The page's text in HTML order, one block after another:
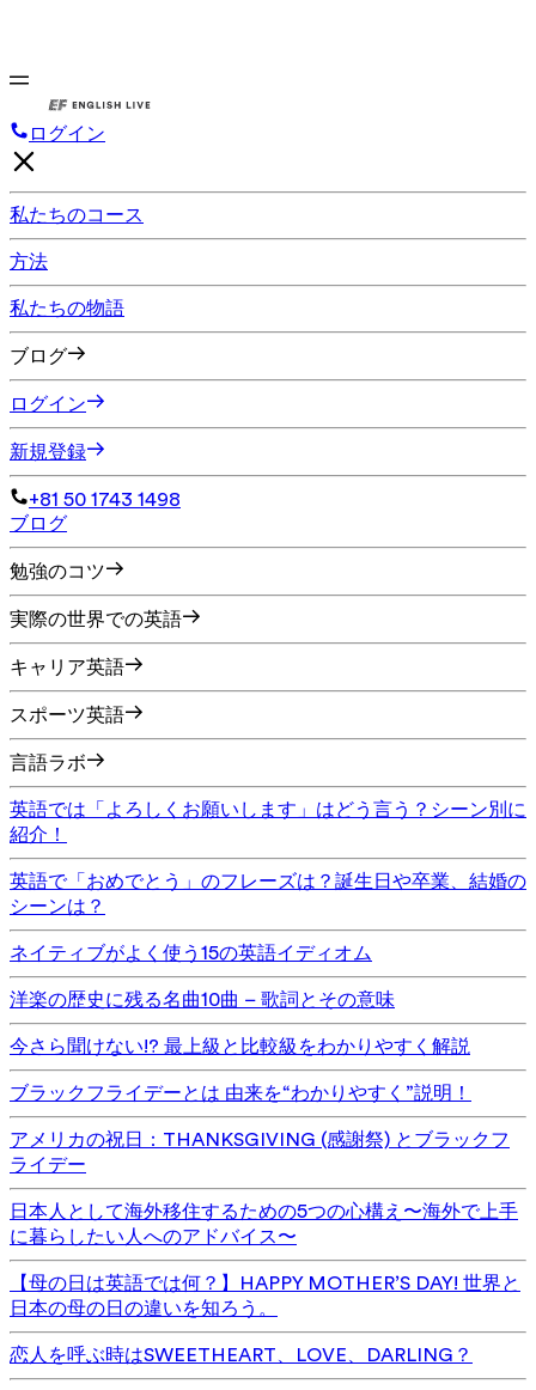
ログイン
私たちのコース
方法
私たちの物語
ブログ
ログイン
新規登録
+81 50 1743 1498
ブログ
勉強のコツ
実際の世界での英語
キャリア英語
スポーツ英語
言語ラボ
英語では「よろしくお願いします」はどう言う？シーン別に
紹介！
英語で「おめでとう」のフレーズは？誕生日や卒業、結婚の
シーンは？
ネイティブがよく使う15の英語イディオム
洋楽の歴史に残る名曲10曲 – 歌詞とその意味
今さら聞けない!? 最上級と比較級をわかりやすく解説
ブラックフライデーとは 由来を“わかりやすく”説明！
アメリカの祝日：THANKSGIVING (感謝祭) とブラックフ
ライデー
日本人として海外移住するための5つの心構え〜海外で上手
に暮らしたい人へのアドバイス〜
【母の日は英語では何？】HAPPY MOTHER’S DAY! 世界と
日本の母の日の違いを知ろう。
恋人を呼ぶ時はSWEETHEART、LOVE、DARLING？